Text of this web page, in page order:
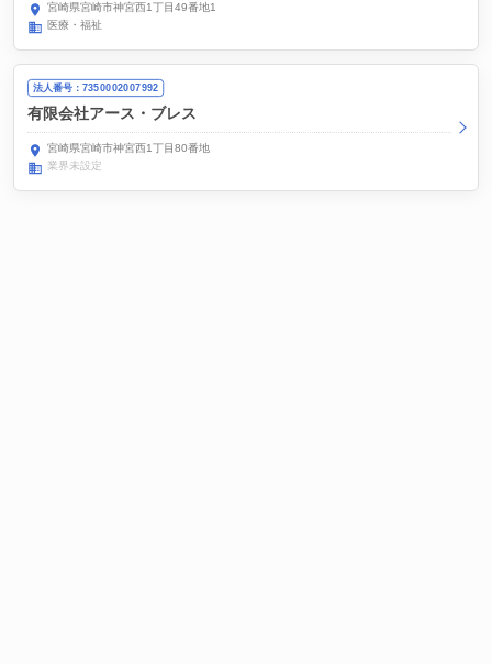
宮崎県宮崎市神宮西1丁目49番地1
医療・福祉
法人番号：7350002007992
有限会社アース・ブレス
宮崎県宮崎市神宮西1丁目80番地
業界未設定